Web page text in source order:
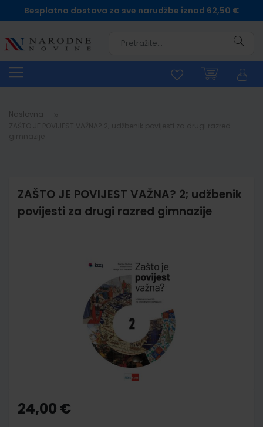
Besplatna dostava za sve narudžbe iznad 62,50 €
Naslovna
ZAŠTO JE POVIJEST VAŽNA? 2; udžbenik
povijesti za drugi razred gimnazije
the
beginning
24,00 €